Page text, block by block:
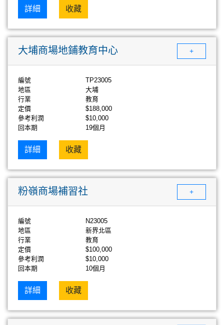
詳細 收藏
大埔商場地鋪教育中心 +
編號
TP23005
地區
大埔
行業
教育
定價
$188,000
參考利潤
$10,000
回本期
19個月
詳細 收藏
粉嶺商場補習社 +
編號
N23005
地區
新界北區
行業
教育
定價
$100,000
參考利潤
$10,000
回本期
10個月
詳細 收藏